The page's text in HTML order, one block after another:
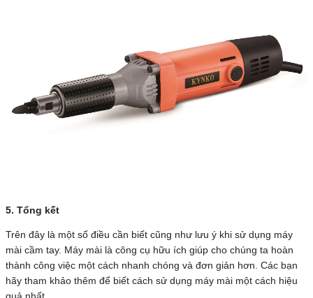
5. Tổng kết
Trên đây là một số điều cần biết cũng như lưu ý khi sử dụng máy
mài cầm tay. Máy mài là công cụ hữu ích giúp cho chúng ta hoàn
thành công việc một cách nhanh chóng và đơn giản hơn. Các bạn
hãy tham khảo thêm để biết cách sử dụng máy mài một cách hiệu
quả nhất.